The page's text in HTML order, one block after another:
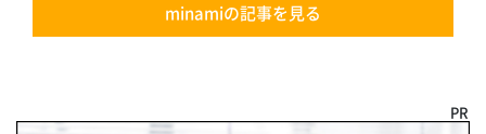
minamiの記事を見る
PR